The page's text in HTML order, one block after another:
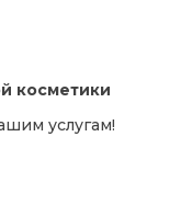
косметики
услугам!